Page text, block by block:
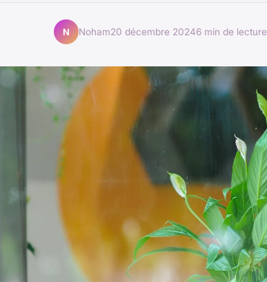
N Noham20 décembre 20246 min de lecture